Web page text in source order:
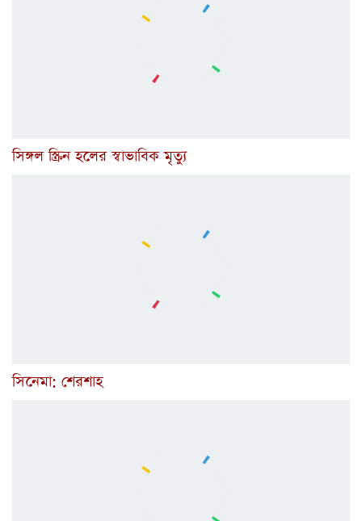
সিঙ্গল স্ক্রিন হলের স্বাভাবিক মৃত্যু
সিনেমা: শেরশাহ